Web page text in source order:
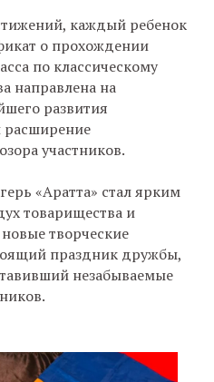
каждый ребенок
о прохождении
по классическому
направлена на
развития
расширение
участников.
«Аратта» стал ярким
товарищества и
творческие
праздник дружбы,
незабываемые